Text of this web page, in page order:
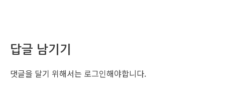
답글 남기기
댓글을 달기 위해서는 로그인해야합니다.